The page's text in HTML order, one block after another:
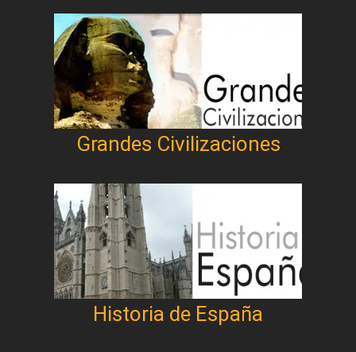
Grandes Civilizaciones
Historia de España